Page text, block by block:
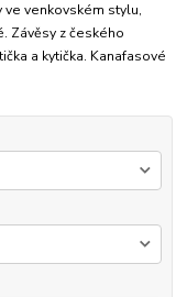
ve venkovském stylu,
Závěsy z českého
a kytička. Kanafasové